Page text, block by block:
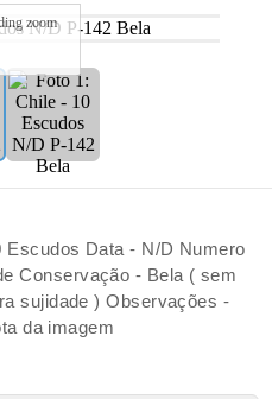
zoom
Data - N/D Numero
Conservação - Bela ( sem
sujidade ) Observações -
da imagem